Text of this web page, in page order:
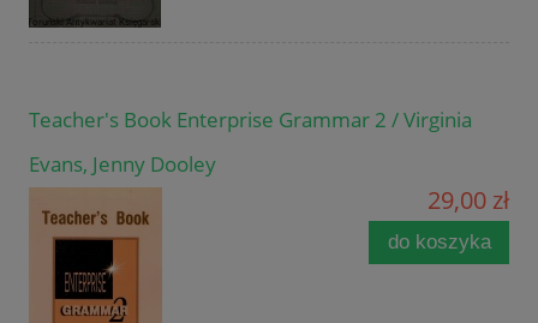
Teacher's Book Enterprise Grammar 2 / Virginia
Evans, Jenny Dooley
29,00 zł
do koszyka